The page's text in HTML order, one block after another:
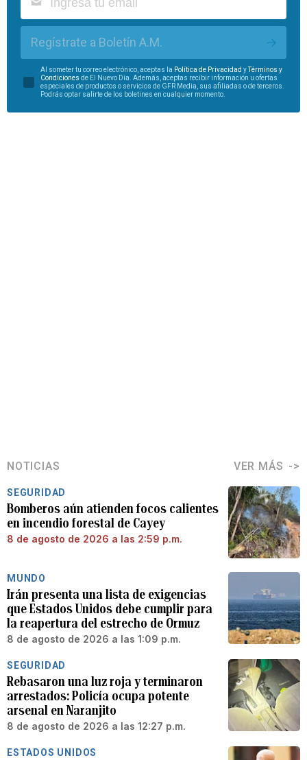
Regístrate a Boletín A.M.
Al someter tu correo electrónico, aceptas la Política de Privacidad yTérminos y
Condiciones de El Nuevo Día. Además, aceptas recibir información u ofertas
especiales de productos o servicios de GFR Media, sus afiliadas o de terceros.
Podrás optar salirte de los boletines en cualquier momento.
NOTICIAS VER MÁS
SEGURIDAD
Bomberos aún atienden focos calientes
en incendio forestal de Cayey
8 de agosto de 2026 a las 2:59 p.m.
MUNDO
Irán presenta una lista de exigencias
que Estados Unidos debe cumplir para
la reapertura del estrecho de Ormuz
8 de agosto de 2026 a las 1:09 p.m.
SEGURIDAD
Rebasaron una luz roja y terminaron
arrestados: Policía ocupa potente
arsenal en Naranjito
8 de agosto de 2026 a las 12:27 p.m.
ESTADOS UNIDOS